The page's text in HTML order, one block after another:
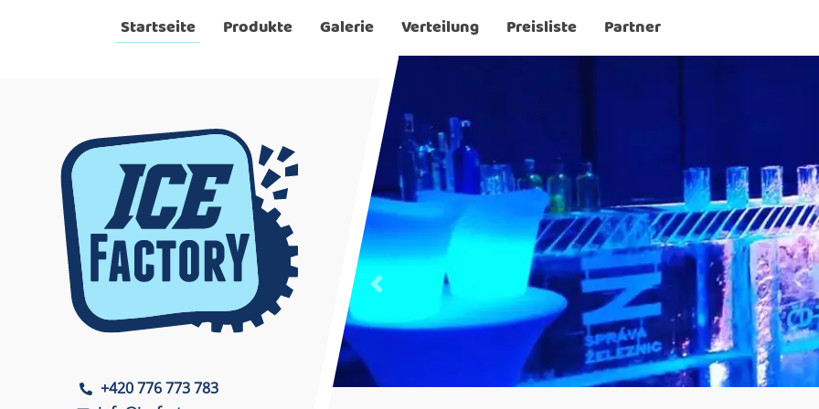
Startseite Produkte Galerie Verteilung Preisliste Partner
+420 776 773 783
Previous